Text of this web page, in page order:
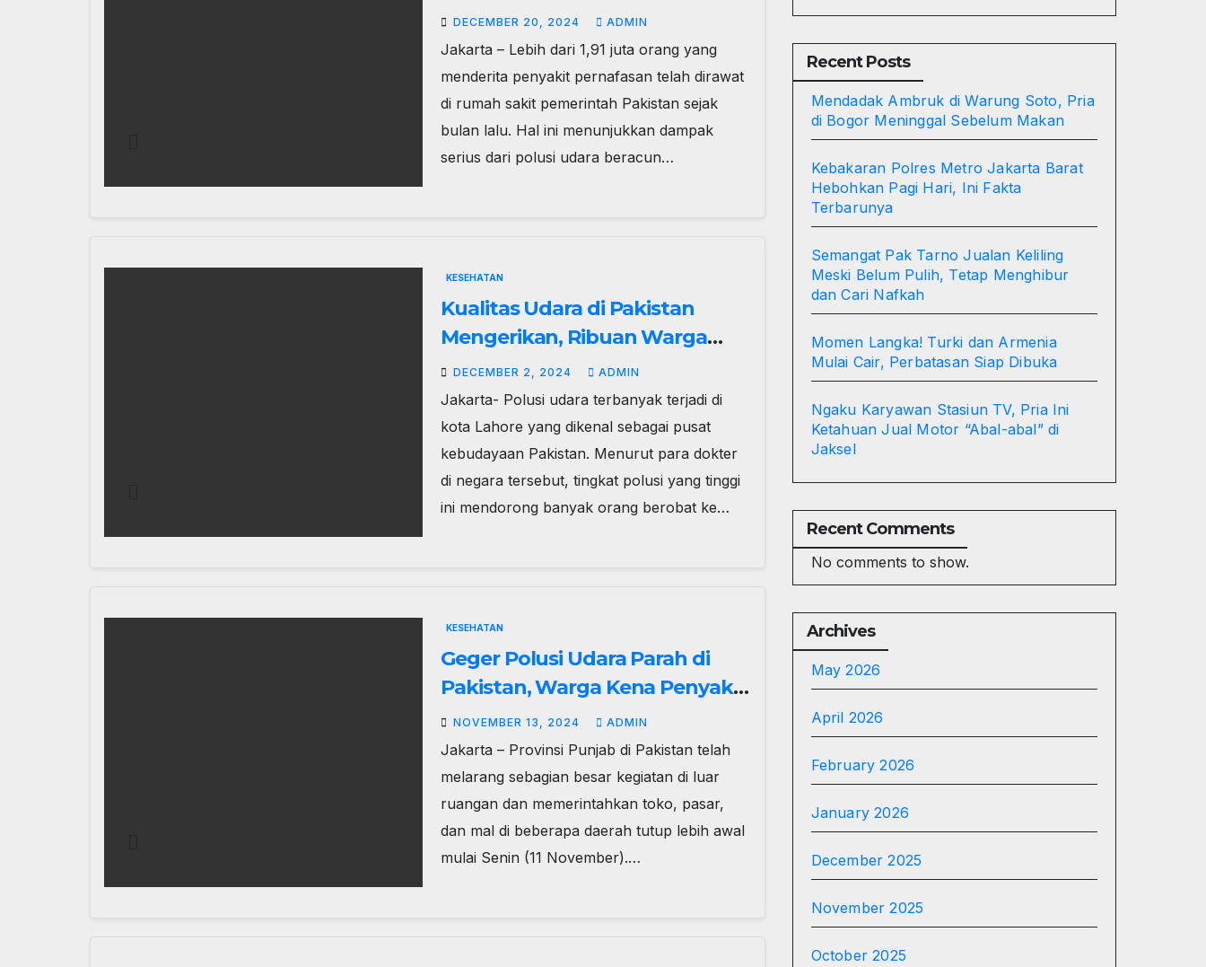
Juta Warga Masuk RS
DECEMBER 20, 2024 ADMIN
Jakarta – Lebih dari 1,91 juta orang yang
menderita penyakit pernafasan telah dirawat
di rumah sakit pemerintah Pakistan sejak
bulan lalu. Hal ini menunjukkan dampak
serius dari polusi udara beracun…
KESEHATAN
Kualitas Udara di Pakistan
Mengerikan, Ribuan Warga
‘Engap’ sampai Dilarikan ke RS
DECEMBER 2, 2024 ADMIN
Jakarta- Polusi udara terbanyak terjadi di
kota Lahore yang dikenal sebagai pusat
kebudayaan Pakistan. Menurut para dokter
di negara tersebut, tingkat polusi yang tinggi
ini mendorong banyak orang berobat ke…
KESEHATAN
Geger Polusi Udara Parah di
Pakistan, Warga Kena Penyakit
Pernapasan-Mata Merah
NOVEMBER 13, 2024 ADMIN
Jakarta – Provinsi Punjab di Pakistan telah
melarang sebagian besar kegiatan di luar
ruangan dan memerintahkan toko, pasar,
dan mal di beberapa daerah tutup lebih awal
mulai Senin (11 November).…
Recent Posts
Mendadak Ambruk di Warung Soto, Pria
di Bogor Meninggal Sebelum Makan
Kebakaran Polres Metro Jakarta Barat
Hebohkan Pagi Hari, Ini Fakta
Terbarunya
Semangat Pak Tarno Jualan Keliling
Meski Belum Pulih, Tetap Menghibur
dan Cari Nafkah
Momen Langka! Turki dan Armenia
Mulai Cair, Perbatasan Siap Dibuka
Ngaku Karyawan Stasiun TV, Pria Ini
Ketahuan Jual Motor “Abal-abal” di
Jaksel
Recent Comments
No comments to show.
Archives
May 2026
April 2026
February 2026
January 2026
December 2025
November 2025
October 2025